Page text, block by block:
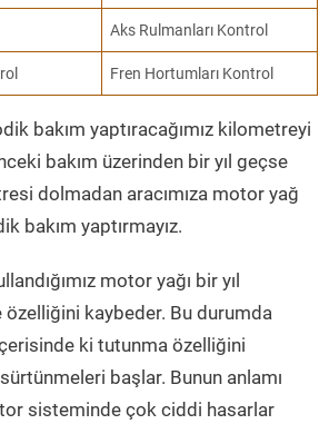
Aks Rulmanları Kontrol
Fren Hortumları Kontrol
bakım yaptıracağımız kilometreyi
bakım üzerinden bir yıl geçse
dolmadan aracımıza motor yağ
bakım yaptırmayız.
motor yağı bir yıl
kaybeder. Bu durumda
ki tutunma özelliğini
başlar. Bunun anlamı
sisteminde çok ciddi hasarlar